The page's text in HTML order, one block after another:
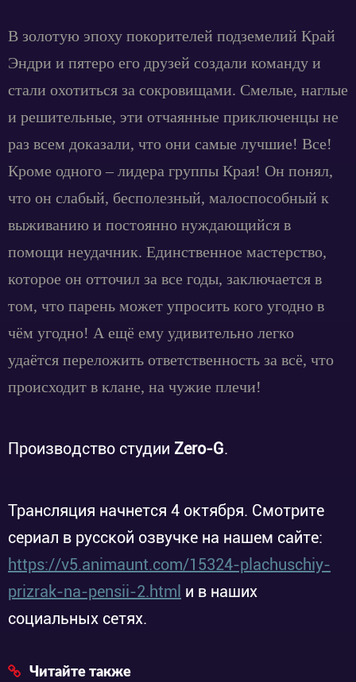
В золотую эпоху покорителей подземелий Край
Эндри и пятеро его друзей создали команду и
стали охотиться за сокровищами. Смелые, наглые
и решительные, эти отчаянные приключенцы не
раз всем доказали, что они самые лучшие! Все!
Кроме одного – лидера группы Края! Он понял,
что он слабый, бесполезный, малоспособный к
выживанию и постоянно нуждающийся в
помощи неудачник. Единственное мастерство,
которое он отточил за все годы, заключается в
том, что парень может упросить кого угодно в
чём угодно! А ещё ему удивительно легко
удаётся переложить ответственность за всё, что
происходит в клане, на чужие плечи!
Производство студии Zero-G.
Трансляция начнется 4 октября. Смотрите
сериал в русской озвучке на нашем сайте:
https://v5.animaunt.com/15324-plachuschiy-
prizrak-na-pensii-2.html и в наших
социальных сетях.
Читайте также